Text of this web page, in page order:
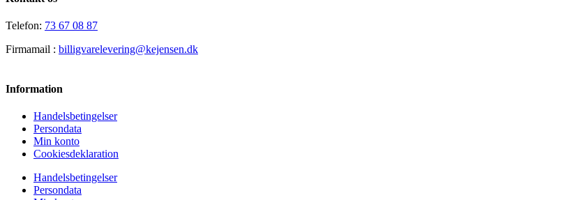
Telefon: 73 67 08 87
Firmamail : billigvarelevering@kejensen.dk
Information
Handelsbetingelser
Persondata
Min konto
Cookiesdeklaration
Handelsbetingelser
Persondata